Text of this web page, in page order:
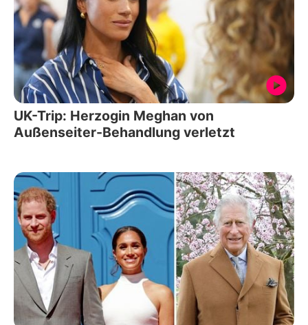
UK-Trip: Herzogin Meghan von
Außenseiter-Behandlung verletzt